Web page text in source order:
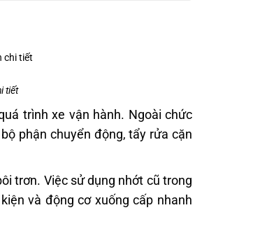
tiết
trình xe vận hành. Ngoài chức
phận chuyển động, tẩy rửa cặn
trơn. Việc sử dụng nhớt cũ trong
và động cơ xuống cấp nhanh